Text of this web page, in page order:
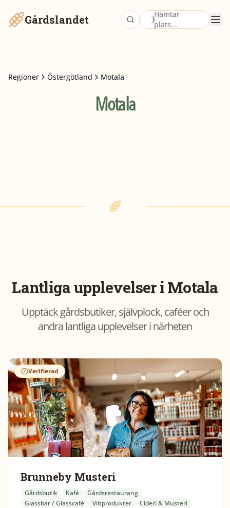
Gårdslandet
Hämtar
plats...
Regioner Östergötland Motala
Motala
Lantliga upplevelser iMotala
Upptäck gårdsbutiker, självplock, caféer och
andra lantliga upplevelser i närheten
Verifierad
Brunneby Musteri
Gårdsbutik Kafé
Gårdsrestaurang
Glassbar / Glasscafé
Viltprodukter
Cideri & Musteri